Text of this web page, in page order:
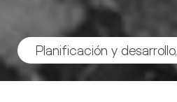
Planificación y desarrollo,